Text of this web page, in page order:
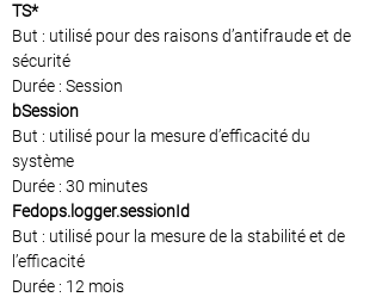
TS*
But : utilisé pour des raisons d’antifraude et de
sécurité
Durée : Session
bSession
But : utilisé pour la mesure d’efficacité du
système
Durée : 30 minutes
Fedops.logger.sessionId
But : utilisé pour la mesure de la stabilité et de
l’efficacité
Durée : 12 mois